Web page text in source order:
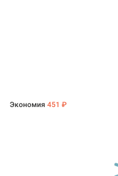
Экономия 451 ₽